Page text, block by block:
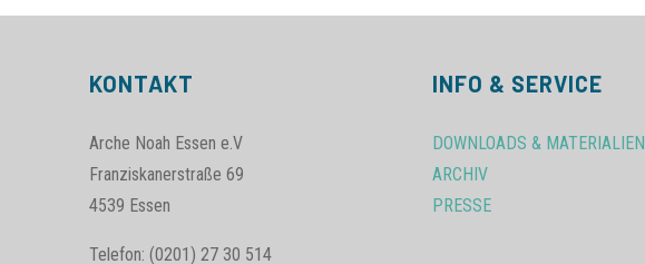
KONTAKT
Arche Noah Essen e.V
Franziskanerstraße 69
4539 Essen
Telefon: (0201) 27 30 514
INFO & SERVICE
DOWNLOADS & MATERIALIEN
ARCHIV
PRESSE